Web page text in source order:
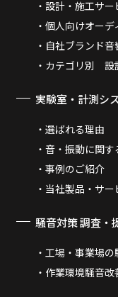
設計・施工サー
個人向けオーデ
自社ブランド音
カテゴリ別 設
実験室・計測シ
選ばれる理由
音・振動に関す
事例のご紹介
当社製品・サ
騒音対策 調査・
工場・事業場の
作業環境騒音改